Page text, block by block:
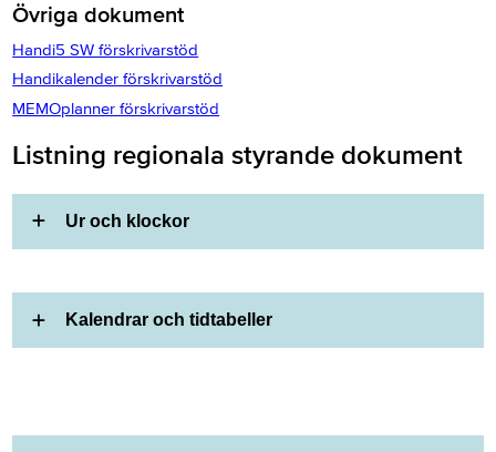
Övriga dokument
Handi5 SW förskrivarstöd
Handikalender förskrivarstöd
MEMOplanner förskrivarstöd
Listning regionala styrande dokument
Ur och klockor
Kalendrar och tidtabeller